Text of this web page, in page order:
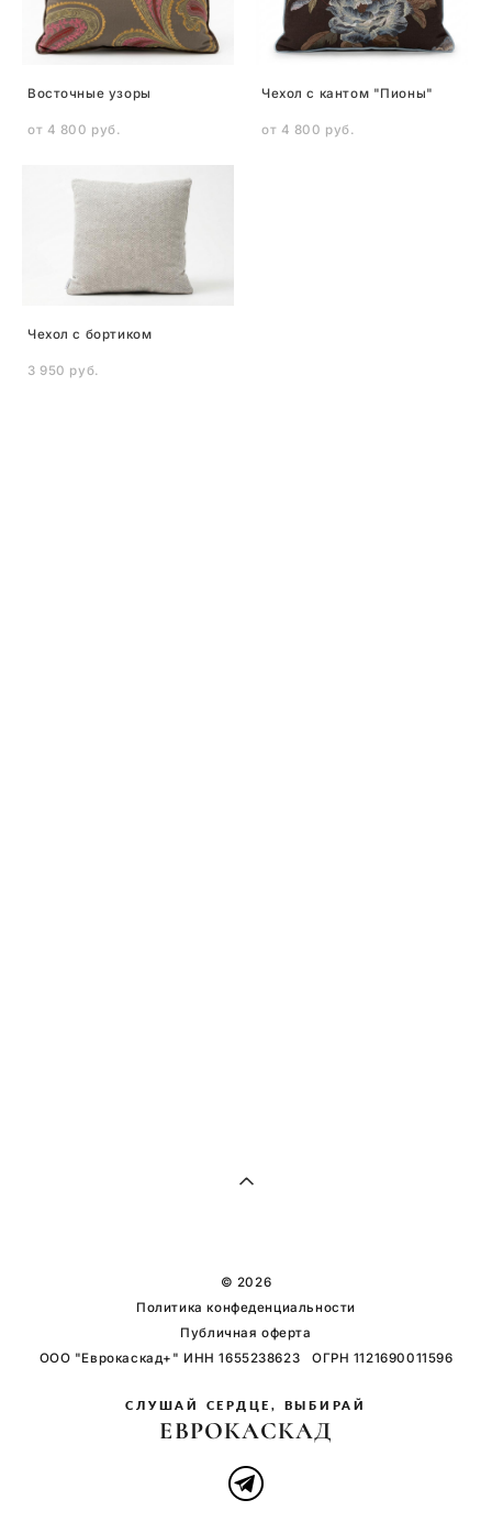
Восточные узоры
от 4 800 pуб.
Чехол с кантом "Пионы"
от 4 800 pуб.
Чехол с бортиком
3 950 pуб.
© 2026
Политика конфеденциальности
Публичная оферта
ООО "Еврокаскад+" ИНН 1655238623 ОГРН 1121690011596
СЛУШАЙ СЕРДЦЕ, ВЫБИРАЙ
ЕВРОКАСКАД